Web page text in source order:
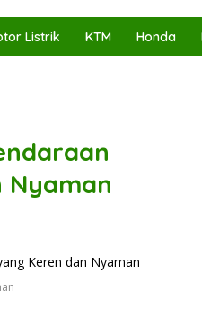
Listrik KTM Honda
Nyaman